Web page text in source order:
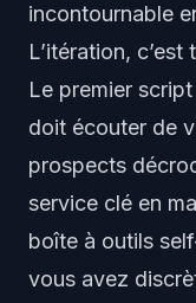
incontournable
L’itération, c’est
Le premier
doit écouter de
prospects
service clé en
boîte à outils
vous avez